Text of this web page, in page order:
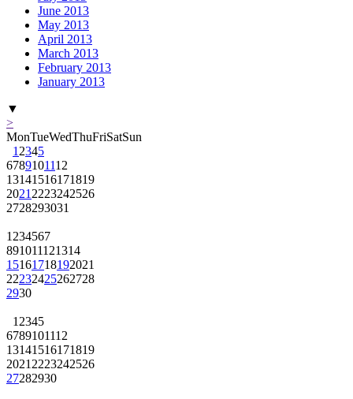
June 2013
May 2013
April 2013
March 2013
February 2013
January 2013
▼
>
MonTueWedThuFriSatSun
1 2345
6789101112
13141516171819
2021 2223242526
2728293031
1 234567
891011121314
15161718192021
22232425262728
2930
1 2345
6789101112
13141516171819
2021 2223242526
27282930